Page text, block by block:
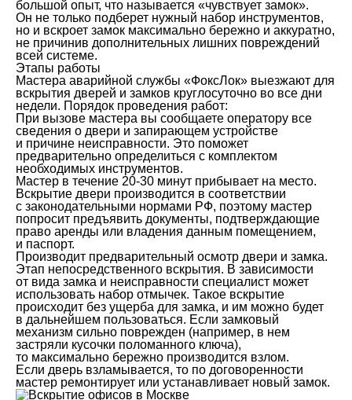
большой опыт, что называется «чувствует замок».
Он не только подберет нужный набор инструментов,
но и вскроет замок максимально бережно и аккуратно,
не причинив дополнительных лишних повреждений
всей системе.
Этапы работы
Мастера аварийной службы «ФоксЛок» выезжают для
вскрытия дверей и замков круглосуточно во все дни
недели. Порядок проведения работ:
При вызове мастера вы сообщаете оператору все
сведения о двери и запирающем устройстве
и причине неисправности. Это поможет
предварительно определиться с комплектом
необходимых инструментов.
Мастер в течение 20-30 минут прибывает на место.
Вскрытие двери производится в соответствии
с законодательными нормами РФ, поэтому мастер
попросит предъявить документы, подтверждающие
право аренды или владения данным помещением,
и паспорт.
Производит предварительный осмотр двери и замка.
Этап непосредственного вскрытия. В зависимости
от вида замка и неисправности специалист может
использовать набор отмычек. Такое вскрытие
происходит без ущерба для замка, и им можно будет
в дальнейшем пользоваться. Если замковый
механизм сильно поврежден (например, в нем
застряли кусочки поломанного ключа),
то максимально бережно производится взлом.
Если дверь взламывается, то по договоренности
мастер ремонтирует или устанавливает новый замок.